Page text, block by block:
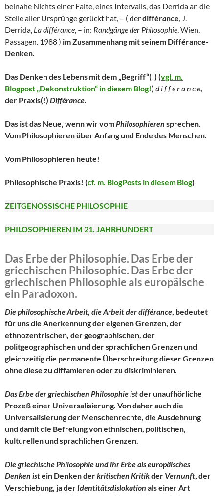
beinahe Nichts einer Falte, eines Intervalls, das Derrida an die
Stelle aller Ursprünge gerückt hat, – ( derdifférance, J.
Derrida, La différance, – in: Randgänge der Philosophie, Wien,
Passagen, 1988 ) im Zusammenhang mit seinem Différance-
Denken.
Das Denken des Lebens mit dem „Begriff“(!) (vgl. m.
Blogpost „Dekonstruktion“ in diesem Blog!) d i f f é r a n c e,
der Praxis(!) Différance.
Das ist das Neue, wenn wir vomPhilosophieren sprechen.
Vom Philosophieren über Anfang und Ende des Menschen.
Vom Philosophieren heute!
Philosophische Praxis! (cf. m. BlogPosts in diesem Blog)
ZEITGENÖSSISCHE PHILOSOPHIE
PHILOSOPHIEREN IM 21. JAHRHUNDERT
Das Erbe der Philosophie. Das Erbe der
griechischen Philosophie. Das Erbe der
griechischen Philosophie als europäische
ein Paradoxon.
Die philosophische Arbeit, die Arbeit derdifférance, bedeutet
für uns die Anerkennung der eigenen Grenzen, der
ethnozentrischen, der geographischen, der
politgeographischen und der sprachlichen Grenzen und
gleichzeitig die permanente Überschreitung dieser Grenzen
ohne diese zu diffamieren oder zu diskriminieren.
Das Erbe der griechischen Philosophie istder unaufhörliche
Prozeß einer Universalisierung. Von daher auch die
Universalisierung der Menschenrechte, die Ausdehnung
und damit die Befreiung von ethnischen, politischen,
kulturellen und sprachlichen Grenzen.
Die griechische Philosophie und ihr Erbe als europäisches
Denken istein Denken derkritischen Kritikder Vernunft, der
Verschiebung, ja der Identitätsdislokation als einer Art